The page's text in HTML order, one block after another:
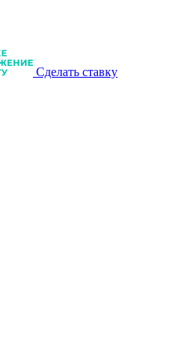
Сделать ставку